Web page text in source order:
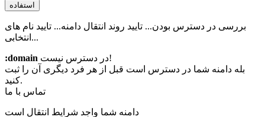
استفاده
بررسی در دسترس بودن... تایید روند انتقال دامنه... تایید نام های
انتخابی...
:domain
در دسترس نیست!
بله دامنه شما در دسترس است قبل از هر فرد دیگری آن را ثبت
کنید.
تماس با ما
دامنه شما واجد شرایط انتقال است